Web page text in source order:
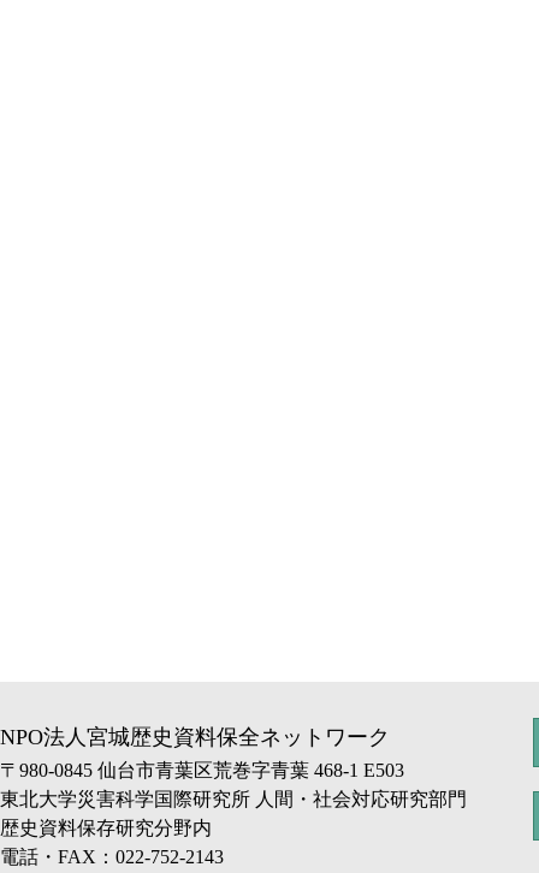
NPO法人宮城歴史資料保全ネットワーク
〒980-0845 仙台市青葉区荒巻字青葉 468-1 E503
東北大学災害科学国際研究所 人間・社会対応研究部門
歴史資料保存研究分野内
電話・FAX：022-752-2143